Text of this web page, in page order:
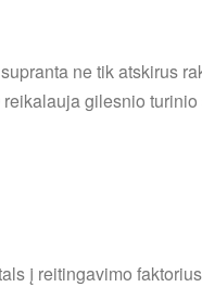
ne tik atskirus
gilesnio
į reitingavimo